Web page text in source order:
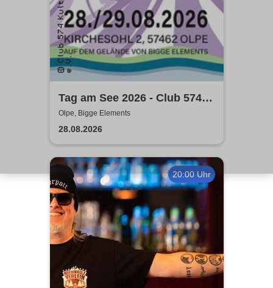
Tag am See 2026 - Club 574
präsentiert
Olpe, Bigge Elements
28.08.2026
20:00 Uhr